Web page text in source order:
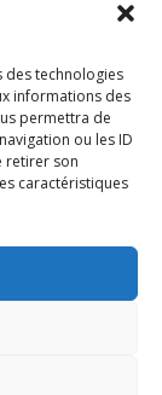
des technologies
informations des
permettra de
ou les ID
retirer son
caractéristiques
Bordeaux •